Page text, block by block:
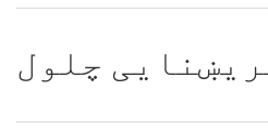
چلول